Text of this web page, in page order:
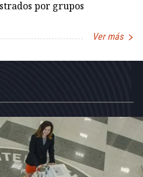
por grupos
Ver más